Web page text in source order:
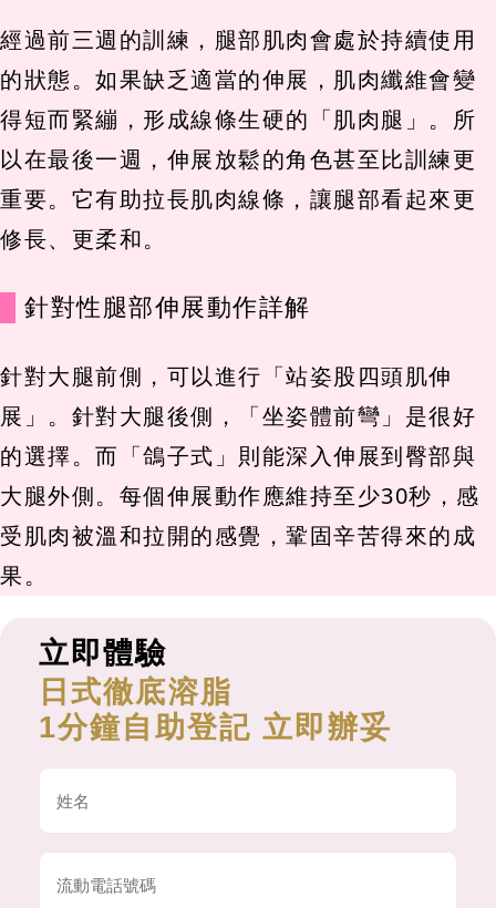
經過前三週的訓練，腿部肌肉會處於持續使用
的狀態。如果缺乏適當的伸展，肌肉纖維會變
得短而緊繃，形成線條生硬的「肌肉腿」。所
以在最後一週，伸展放鬆的角色甚至比訓練更
重要。它有助拉長肌肉線條，讓腿部看起來更
修長、更柔和。
針對性腿部伸展動作詳解
針對大腿前側，可以進行「站姿股四頭肌伸
展」。針對大腿後側，「坐姿體前彎」是很好
的選擇。而「鴿子式」則能深入伸展到臀部與
大腿外側。每個伸展動作應維持至少30秒，感
受肌肉被溫和拉開的感覺，鞏固辛苦得來的成
果。
立即體驗
日式徹底溶脂
1分鐘自助登記 立即辦妥